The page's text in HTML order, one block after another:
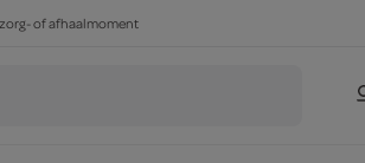
of afhaalmoment